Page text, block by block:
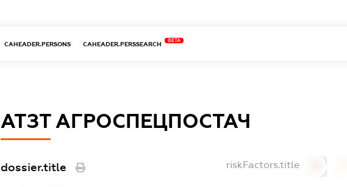
CAHEADER.PERSONS CAHEADER.PERSSEARCH
BETA
АТЗТ АГРОСПЕЦПОСТАЧ
dossier.title riskFactors.title